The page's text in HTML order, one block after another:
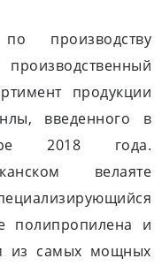
производству
продукции
введенного в
2018 года.
велаяте
полипропилена и
из самых мощных